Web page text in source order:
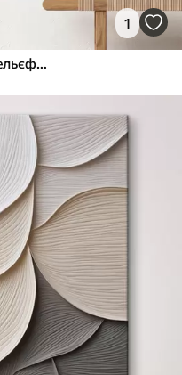
1
Бежева абстрактна картина з рельєфною фактурою, плавними лініями та кулею